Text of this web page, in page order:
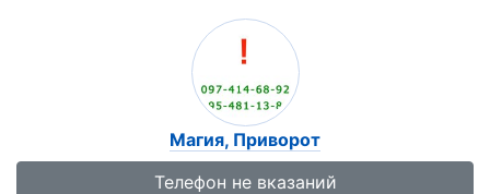
Магия, Приворот
Телефон не вказаний